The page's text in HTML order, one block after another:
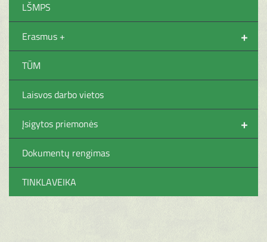
LŠMPS
+
Erasmus +
TŪM
Laisvos darbo vietos
+
Įsigytos priemonės
Dokumentų rengimas
TINKLAVEIKA